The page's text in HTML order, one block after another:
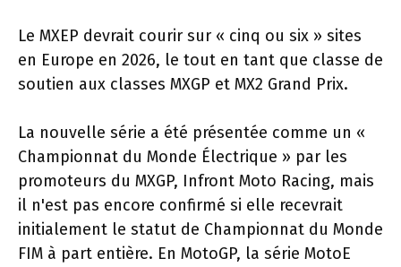
Le MXEP devrait courir sur « cinq ou six » sites
en Europe en 2026, le tout en tant que classe de
soutien aux classes MXGP et MX2 Grand Prix.
La nouvelle série a été présentée comme un «
Championnat du Monde Électrique » par les
promoteurs du MXGP, Infront Moto Racing, mais
il n'est pas encore confirmé si elle recevrait
initialement le statut de Championnat du Monde
FIM à part entière. En MotoGP, la série MotoE